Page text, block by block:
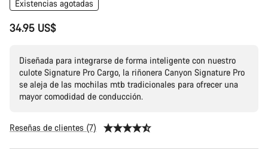
Existencias agotadas
34.95 US$
Diseñada para integrarse de forma inteligente con nuestro
culote Signature Pro Cargo, la riñonera Canyon Signature Pro
se aleja de las mochilas mtb tradicionales para ofrecer una
mayor comodidad de conducción.
Reseñas de clientes (7)